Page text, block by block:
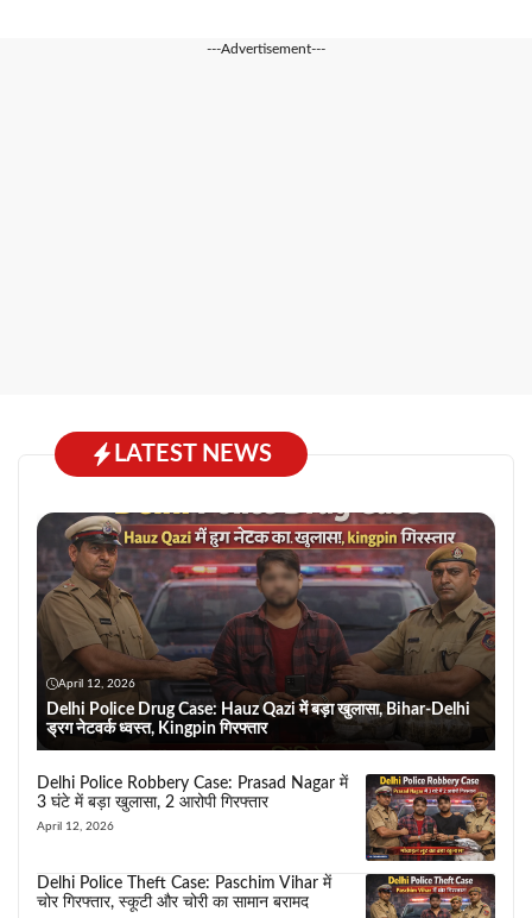
---Advertisement---
LATEST NEWS
April 12, 2026
Delhi Police Drug Case: Hauz Qazi में बड़ा खुलासा, Bihar-Delhi
ड्रग नेटवर्क ध्वस्त, Kingpin गिरफ्तार
Delhi Police Robbery Case: Prasad Nagar में
3 घंटे में बड़ा खुलासा, 2 आरोपी गिरफ्तार
April 12, 2026
Delhi Police Theft Case: Paschim Vihar में
चोर गिरफ्तार, स्कूटी और चोरी का सामान बरामद